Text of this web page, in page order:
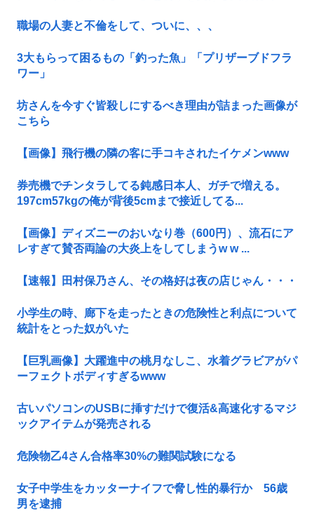
職場の人妻と不倫をして、ついに、、、
3大もらって困るもの「釣った魚」「プリザーブドフラ
ワー」
坊さんを今すぐ皆殺しにするべき理由が詰まった画像が
こちら
【画像】飛行機の隣の客に手コキされたイケメンwww
券売機でチンタラしてる鈍感日本人、ガチで増える。
197cm57kgの俺が背後5cmまで接近してる...
【画像】ディズニーのおいなり巻（600円）、流石にア
レすぎて賛否両論の大炎上をしてしまうw w ...
【速報】田村保乃さん、その格好は夜の店じゃん・・・
小学生の時、廊下を走ったときの危険性と利点について
統計をとった奴がいた
【巨乳画像】大躍進中の桃月なしこ、水着グラビアがパ
ーフェクトボディすぎるwww
古いパソコンのUSBに挿すだけで復活&高速化するマジ
ックアイテムが発売される
危険物乙4さん合格率30%の難関試験になる
女子中学生をカッターナイフで脅し性的暴行か 56歳
男を逮捕